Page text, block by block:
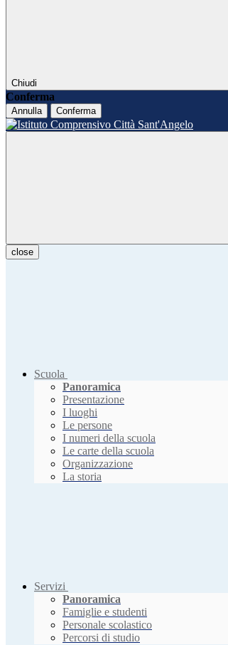
Chiudi
Conferma
Annulla Conferma
close
Scuola
Panoramica
Presentazione
I luoghi
Le persone
I numeri della scuola
Le carte della scuola
Organizzazione
La storia
Servizi
Panoramica
Famiglie e studenti
Personale scolastico
Percorsi di studio